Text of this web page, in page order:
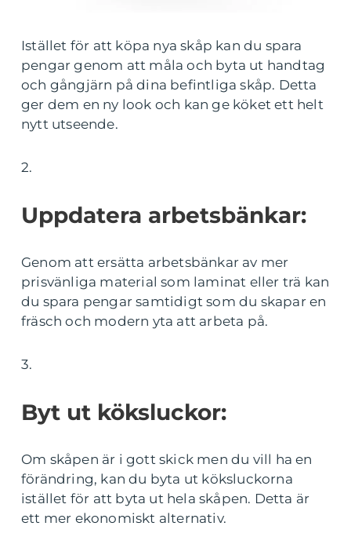
Istället för att köpa nya skåp kan du spara
pengar genom att måla och byta ut handtag
och gångjärn på dina befintliga skåp. Detta
ger dem en ny look och kan ge köket ett helt
nytt utseende.
2.
Uppdatera arbetsbänkar:
Genom att ersätta arbetsbänkar av mer
prisvänliga material som laminat eller trä kan
du spara pengar samtidigt som du skapar en
fräsch och modern yta att arbeta på.
3.
Byt ut köksluckor:
Om skåpen är i gott skick men du vill ha en
förändring, kan du byta ut köksluckorna
istället för att byta ut hela skåpen. Detta är
ett mer ekonomiskt alternativ.